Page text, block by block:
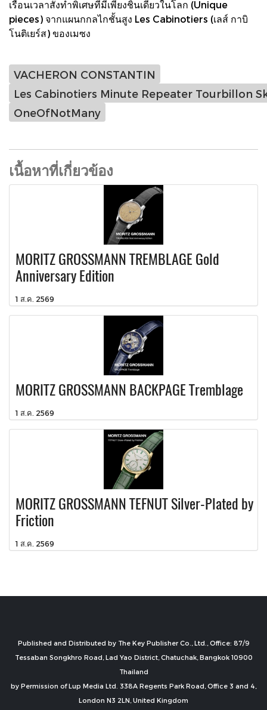
เรือนเวลาสั่งทำพิเศษที่มีเพียงชิ้นเดียวในโลก (Unique
pieces) จากแผนกกลไกชั้นสูง Les Cabinotiers (เลส์ กาบิ
โนติเยร์ส) ของเมซง
VACHERON CONSTANTIN
Les Cabinotiers Minute Repeater Tourbillon
OneOfNotMany
เนื้อหาที่เกี่ยวข้อง
MORITZ GROSSMANN TREMBLAGE Gold
Anniversary Edition
1 ส.ค. 2569
MORITZ GROSSMANN BACKPAGE Tremblage
1 ส.ค. 2569
MORITZ GROSSMANN TEFNUT Silver-Plated by
Friction
1 ส.ค. 2569
Published and Distributed by The Key Publisher Co., Ltd., Office: 87/9
Tessaban Songkhro Road, Lad Yao District, Chatuchak, Bangkok 10900
Thailand
by Permission of Lup Media Ltd. 338A Regents Park Road, Office 3 and 4,
London N3 2LN, United Kingdom